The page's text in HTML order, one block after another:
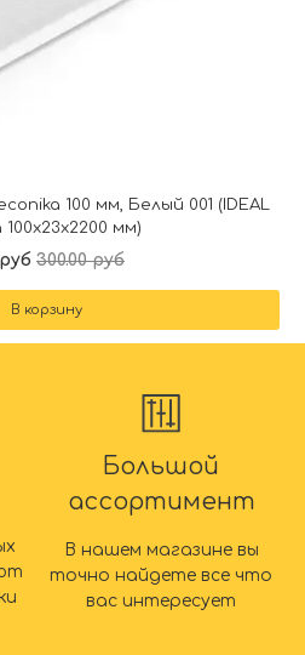
100 мм, Белый 001 (IDEAL
100х23х2200 мм)
300.00 руб
В корзину
Большой
ассортимент
В нашем магазине вы
точно найдете все что
вас интересует